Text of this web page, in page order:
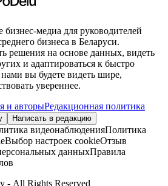
бизнес-медиа для руководителей
бизнеса в Беларуси.
решения на основе данных, видеть
и адаптироваться к быстро
вы будете видеть шире,
увереннее.
и авторыРедакционная политика
Написать в редакцию
видеонаблюденияПолитика
Выбор настроек cookieОтзыв
данныхПравила
- All Rights Reserved